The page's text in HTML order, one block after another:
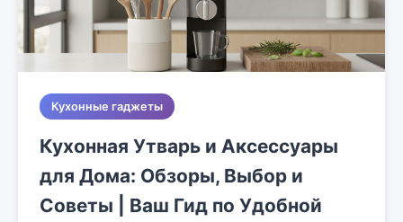
Кухонные гаджеты
Кухонная Утварь и Аксессуары
для Дома: Обзоры, Выбор и
Советы | Ваш Гид по Удобной